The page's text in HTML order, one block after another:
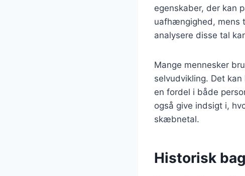
egenskaber, der kan
uafhængighed, mens
analysere disse tal
Mange mennesker
selvudvikling. Det
en fordel i både
også give indsigt i,
skæbnetal.
Historisk